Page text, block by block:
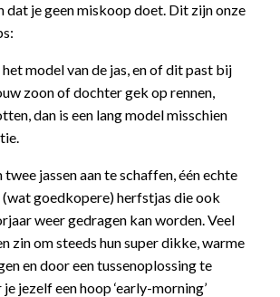
dat je geen miskoop doet. Dit zijn onze
model van de jas, en of dit past bij
zoon of dochter gek op rennen,
dan is een lang model misschien
jassen aan te schaffen, één echte
(wat goedkopere) herfstjas die ook
weer gedragen kan worden. Veel
zin om steeds hun super dikke, warme
en door een tussenoplossing te
jezelf een hoop ‘early-morning’